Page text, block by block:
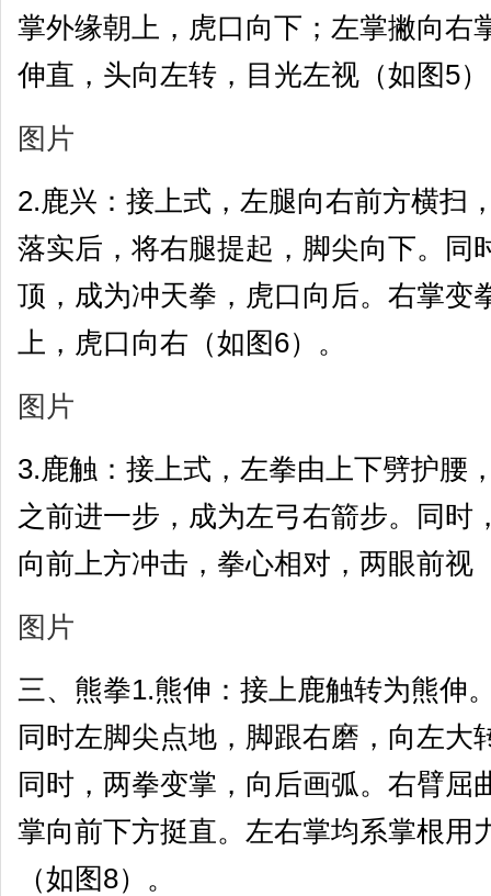
掌外缘朝上，虎口向下；左掌撇向右
伸直，头向左转，目光左视（如图5
图片
2.鹿兴：接上式，左腿向右前方横扫
落实后，将右腿提起，脚尖向下。同
顶，成为冲天拳，虎口向后。右掌变
上，虎口向右（如图6）。
图片
3.鹿触：接上式，左拳由上下劈护腰
之前进一步，成为左弓右箭步。同时
向前上方冲击，拳心相对，两眼前视
图片
三、熊拳1.熊伸：接上鹿触转为熊伸
同时左脚尖点地，脚跟右磨，向左大
同时，两拳变掌，向后画弧。右臂屈
掌向前下方挺直。左右掌均系掌根用
（如图8）。